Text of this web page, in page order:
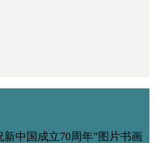
中国成立70周年”图片书画